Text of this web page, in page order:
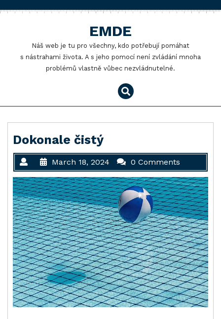
EMDE
Náš web je tu pro všechny, kdo potřebují pomáhat
s nástrahami života. A s jeho pomocí není zvládání mnoha
problémů vlastně vůbec nezvládnutelné.
Dokonale čistý
March 18, 2024 0 Comments